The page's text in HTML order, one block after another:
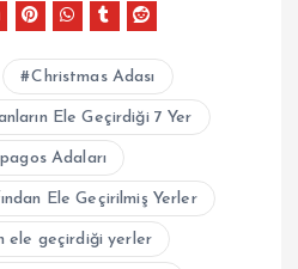
Christmas Adası
Ele Geçirdiği 7 Yer
Adaları
Ele Geçirilmiş Yerler
ele geçirdiği yerler